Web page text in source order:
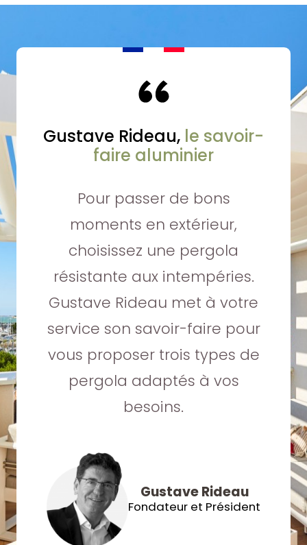
5
Gustave Rideau, le savoir-
faire aluminier
Pour passer de bons
moments en extérieur,
choisissez une pergola
résistante aux intempéries.
Gustave Rideau met à votre
service son savoir-faire pour
vous proposer trois types de
pergola adaptés à vos
besoins.
Gustave Rideau
Fondateur et Président